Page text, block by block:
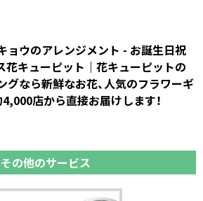
ョウのアレンジメント - お誕生日祝
花キューピット｜花キューピットの
グなら新鮮なお花、人気のフラワーギ
店から直接お届けします！
その他のサービス